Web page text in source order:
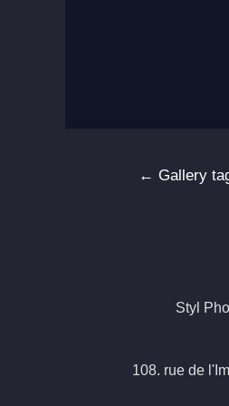
Navigation
← Gallery
Styl
108. rue de